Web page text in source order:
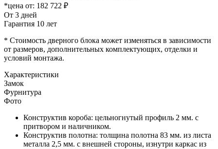
*цена от: 182 722 ₽
От 3 дней
Гарантия 10 лет
* Стоимость дверного блока может изменяться в зависимости
от размеров, дополнительных комплектующих, отделки и
условий монтажа.
Характеристики
Замок
Фурнитура
Фото
Конструктив короба: цельногнутый профиль 2 мм. с
притвором и наличником.
Конструктив полотна: толщина полотна 83 мм. из листа
металла 2,5 мм. с внешней стороны, изнутри каркас из